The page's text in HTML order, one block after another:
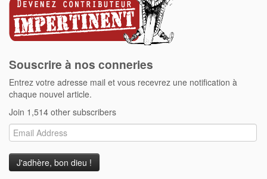
Souscrire à nos conneries
Entrez votre adresse mail et vous recevrez une notification à
chaque nouvel article.
Join 1,514 other subscribers
Email
Address